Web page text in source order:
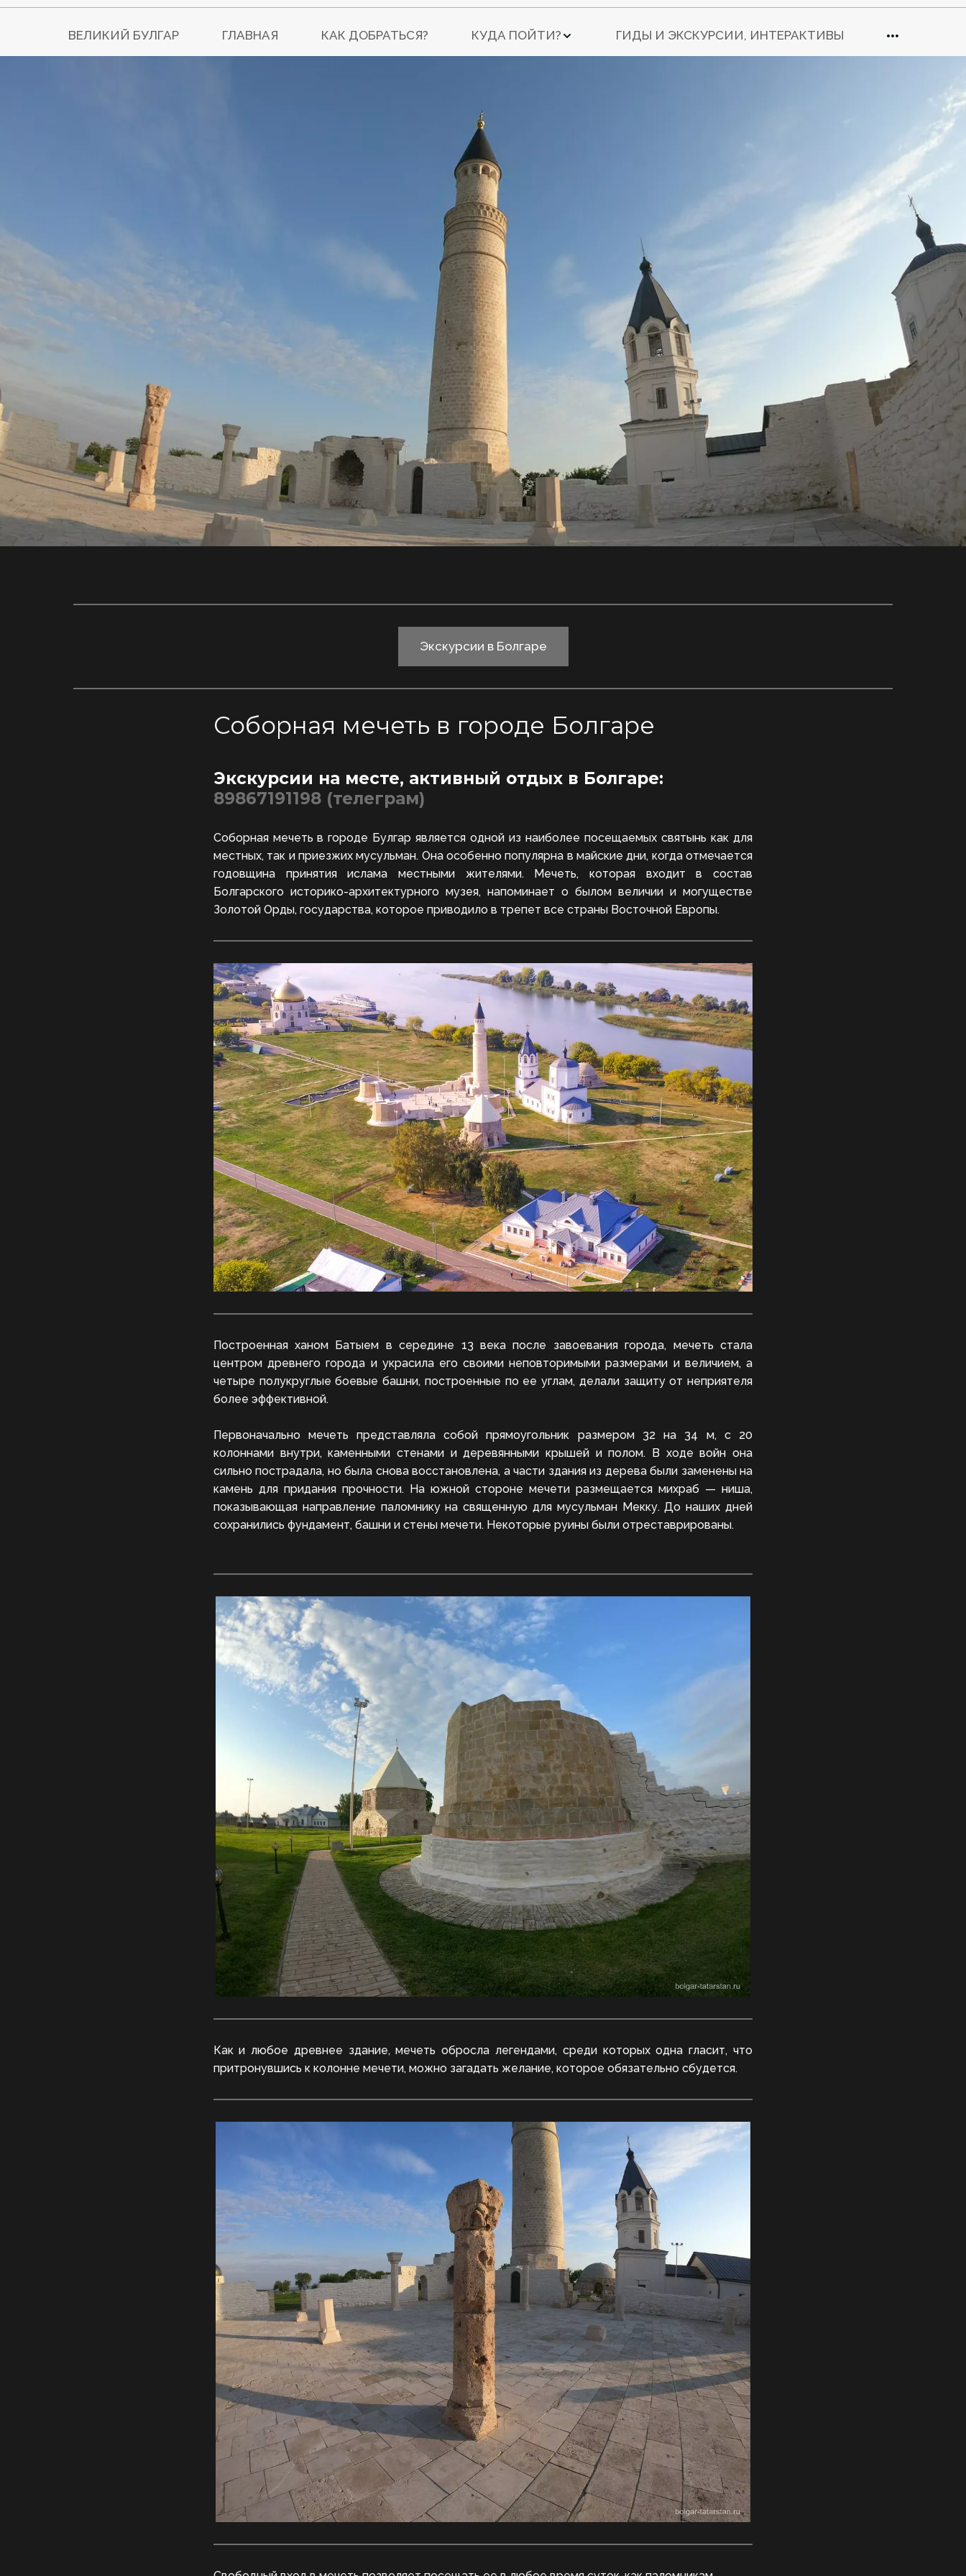
ВЕЛИКИЙ БУЛГАР ГЛАВНАЯ КАК ДОБРАТЬСЯ? КУДА ПОЙТИ? ГИДЫ И ЭКСКУРСИИ, ИНТЕРАКТИВЫ
Экскурсии в Болгаре
Соборная мечеть в городе Болгаре
Экскурсии на месте, активный отдых в Болгаре:
89867191198 (телеграм)
Соборная мечеть в городе Булгар является одной из наиболее посещаемых святынь как для
местных, так и приезжих мусульман. Она особенно популярна в майские дни, когда отмечается
годовщина принятия ислама местными жителями. Мечеть, которая входит в состав
Болгарского историко-архитектурного музея, напоминает о былом величии и могуществе
Золотой Орды, государства, которое приводило в трепет все страны Восточной Европы.
Построенная ханом Батыем в середине 13 века после завоевания города, мечеть стала
центром древнего города и украсила его своими неповторимыми размерами и величием, а
четыре полукруглые боевые башни, построенные по ее углам, делали защиту от неприятеля
более эффективной.
Первоначально мечеть представляла собой прямоугольник размером 32 на 34 м, с 20
колоннами внутри, каменными стенами и деревянными крышей и полом. В ходе войн она
сильно пострадала, но была снова восстановлена, а части здания из дерева были заменены на
камень для придания прочности. На южной стороне мечети размещается михраб — ниша,
показывающая направление паломнику на священную для мусульман Мекку. До наших дней
сохранились фундамент, башни и стены мечети. Некоторые руины были отреставрированы.
Как и любое древнее здание, мечеть обросла легендами, среди которых одна гласит, что
притронувшись к колонне мечети, можно загадать желание, которое обязательно сбудется.